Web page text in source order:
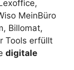
MeinBüro
Billomat,
Tools erfüllt
digitale